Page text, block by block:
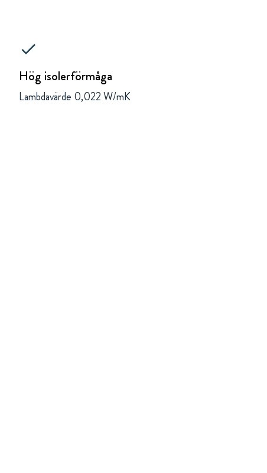
check
Hög isolerförmåga
Lambdavärde 0,022 W/mK